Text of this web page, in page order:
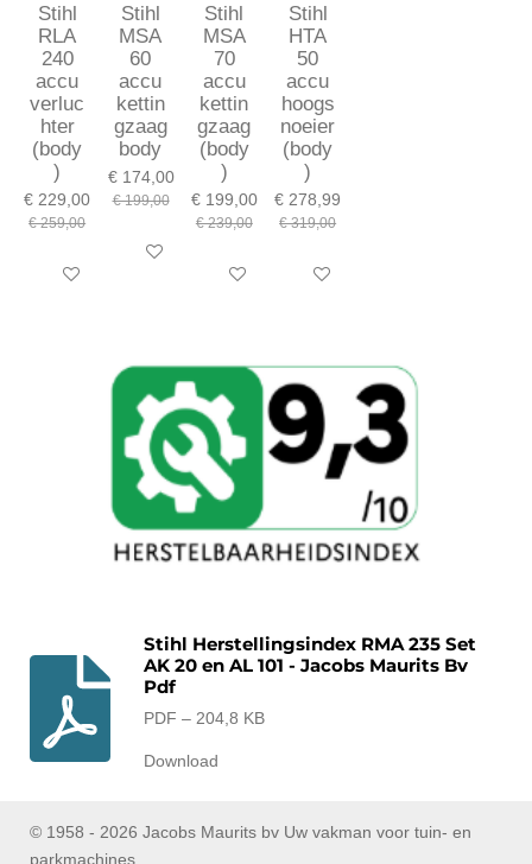
Stihl
RLA
240
accu
verluc
hter
(body
)
€ 229,00
€ 259,00
In winkelwagen
Stihl
MSA
60
accu
kettin
gzaag
body
€ 174,00
€ 199,00
In winkelwagen
Stihl
MSA
70
accu
kettin
gzaag
(body
)
€ 199,00
€ 239,00
In winkelwagen
Stihl
HTA
50
accu
hoogs
noeier
(body
)
€ 278,99
€ 319,00
In winkelwagen
Stihl Herstellingsindex RMA 235 Set
AK 20 en AL 101 - Jacobs Maurits Bv
Pdf
PDF – 204,8 KB
Download
© 1958 - 2026 Jacobs Maurits bv Uw vakman voor tuin- en
parkmachines